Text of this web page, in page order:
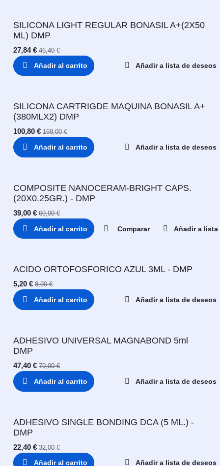
SILICONA LIGHT REGULAR BONASIL A+(2X50
ML) DMP
27,84€ 46,40€
Añadir al carrito Añadir a lista de deseos
SILICONA CARTRIGDE MAQUINA BONASIL A+
(380MLX2) DMP
100,80 € 168,00€
Añadir al carrito Añadir a lista de deseos
COMPOSITE NANOCERAM-BRIGHT CAPS.
(20X0.25GR.) - DMP
39,00 € 60,00€
Añadir al carrito Comparar Añadir a lista
ACIDO ORTOFOSFORICO AZUL 3ML - DMP
5,20 € 8,00€
Añadir al carrito Añadir a lista de deseos
ADHESIVO UNIVERSAL MAGNABOND 5ml
DMP
47,40 € 79,00€
Añadir al carrito Añadir a lista de deseos
ADHESIVO SINGLE BONDING DCA (5 ML.) -
DMP
22,40 € 32,00€
Añadir al carrito Añadir a lista de deseos